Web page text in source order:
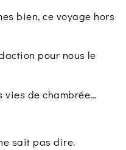
bien, ce voyage hors
pour nous le
vies de chambrée…
sait pas dire.